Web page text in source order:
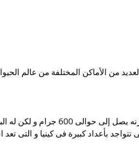
من الأماكن المختلفة من عالم
حيث أنه من أحد أنواع الثدييات و التى تتشابه مع الفئران فى
بأعداد كبيرة فى كينيا و التى